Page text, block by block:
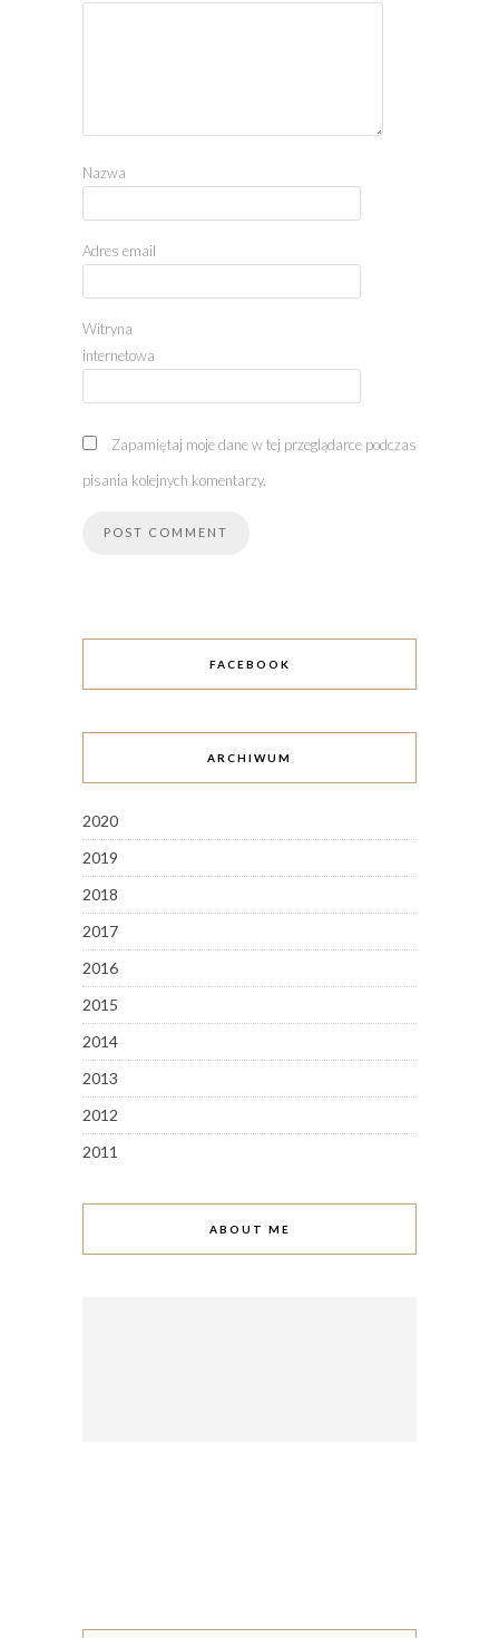
Nazwa
Adres email
Witryna
internetowa
Zapamiętaj moje dane w tej przeglądarce podczas
pisania kolejnych komentarzy.
FACEBOOK
ARCHIWUM
2020
2019
2018
2017
2016
2015
2014
2013
2012
2011
ABOUT ME